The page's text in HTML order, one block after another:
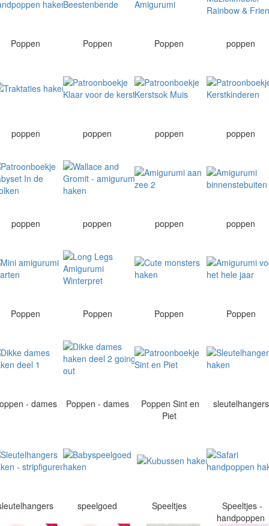
Poppen Poppen Poppen poppen
poppen poppen poppen poppen
poppen poppen poppen poppen
Poppen Poppen Poppen Poppen
- dames Poppen - dames
Poppen Sint en
Piet
speelgoed Speeltjes
Speeltjes -
handpoppen